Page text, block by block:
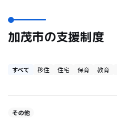
加茂市の支援制度
すべて 移住 住宅 保育 教育
その他